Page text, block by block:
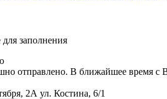
заполнения
отправлено. В ближайшее время с
2А ул. Костина, 6/1